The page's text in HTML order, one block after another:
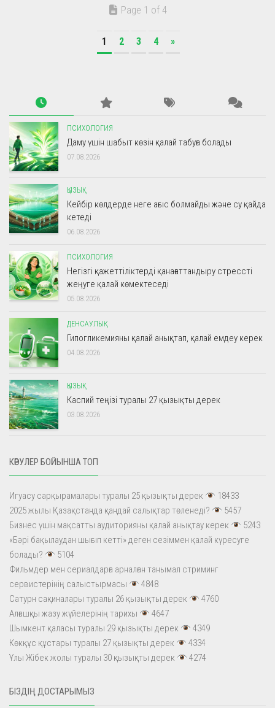
Page 1 of 4
1 2 3 4 »
ПСИХОЛОГИЯ
Даму үшін шабыт көзін қалай табуға болады
07.08.2026
ҚЫЗЫҚ
Кейбір көлдерде неге ағыс болмайды және су қайда
кетеді
06.08.2026
ПСИХОЛОГИЯ
Негізгі қажеттіліктерді қанағаттандыру стрессті
жеңуге қалай көмектеседі
05.08.2026
ДЕНСАУЛЫҚ
Гипогликемияны қалай анықтап, қалай емдеу керек
04.08.2026
ҚЫЗЫҚ
Каспий теңізі туралы 27 қызықты дерек
03.08.2026
КӨРУЛЕР БОЙЫНША ТОП
Игуасу сарқырамалары туралы 25 қызықты дерек
18433
2025 жылы Қазақстанда қандай салықтар төленеді?
5457
Бизнес үшін мақсатты аудиторияны қалай анықтау керек
5243
«Бәрі бақылаудан шығып кетті» деген сезіммен қалай күресуге
болады?
5104
Фильмдер мен сериалдарға арналған танымал стриминг
сервистерінің салыстырмасы
4848
Сатурн сақиналары туралы 26 қызықты дерек
4760
Алғашқы жазу жүйелерінің тарихы
4647
Шымкент қаласы туралы 29 қызықты дерек
4349
Көкқұс құстары туралы 27 қызықты дерек
4334
Ұлы Жібек жолы туралы 30 қызықты дерек
4274
БІЗДІҢ ДОСТАРЫМЫЗ